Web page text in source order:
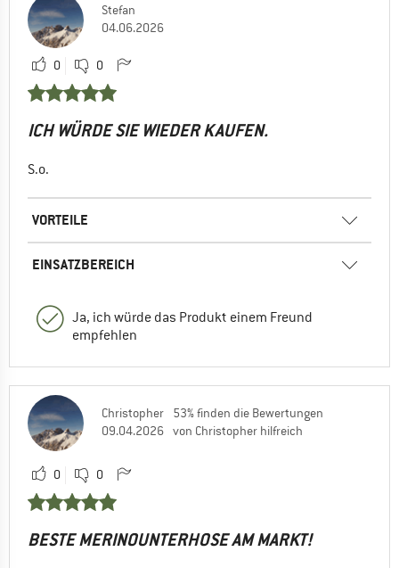
Stefan
04.06.2026
0 0
ICH WÜRDE SIE WIEDER KAUFEN.
S.o.
VORTEILE
EINSATZBEREICH
Ja, ich würde das Produkt einem Freund
empfehlen
Christopher
09.04.2026
53% finden die Bewertungen
von Christopher hilfreich
0 0
BESTE MERINOUNTERHOSE AM MARKT!